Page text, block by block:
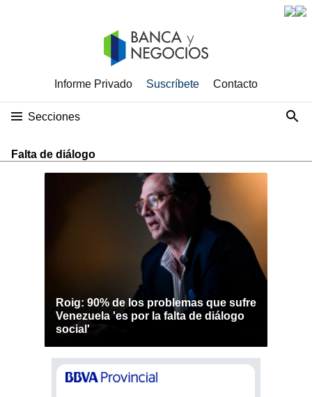
Informe Privado Suscríbete Contacto
Secciones
Falta de diálogo
Roig: 90% de los problemas que sufre
Venezuela 'es por la falta de diálogo
social'